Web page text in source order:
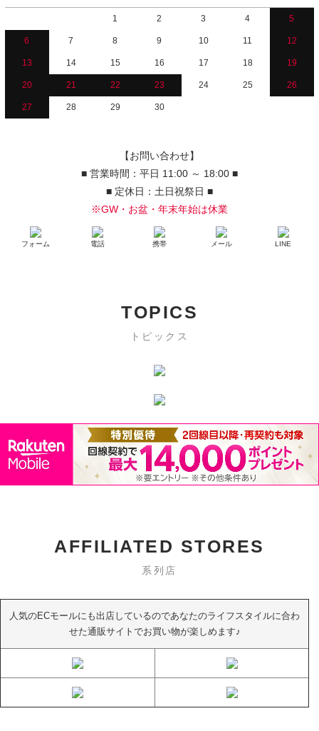
1 2 3 4 5
6 7 8 9 10 11 12
13 14 15 16 17 18 19
20 21 22 23 24 25 26
27 28 29 30
【お問い合わせ】
■ 営業時間：平日 11:00 ～ 18:00 ■
■ 定休日：土日祝祭日 ■
※GW・お盆・年末年始は休業
フォーム 電話 携帯 メール LINE
TOPICS
トピックス
AFFILIATED STORES
系列店
人気のECモールにも出店しているのであなたのライフスタイルに合わ
せた通販サイトでお買い物が楽しめます♪